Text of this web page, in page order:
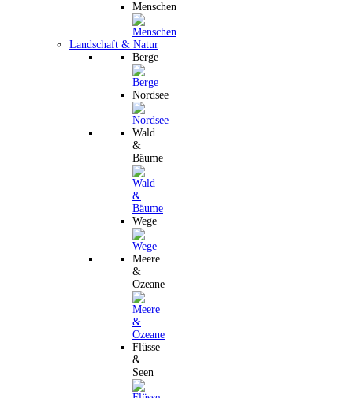
Menschen
Landschaft & Natur
Berge
Nordsee
Wald
&
Bäume
Wege
Meere
&
Ozeane
Flüsse
&
Seen